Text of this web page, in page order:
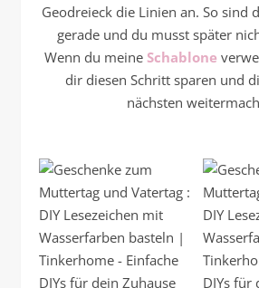
Geodreieck die Linien an. So sind
gerade und du musst später
Wenn du meine Schablone
dir diesen Schritt sparen und
nächsten